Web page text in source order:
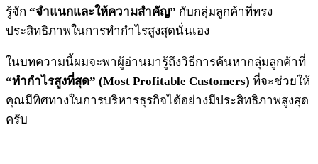
รู้จัก “จำแนกและให้ความสำคัญ” กับกลุ่มลูกค้าที่ทรง
ประสิทธิภาพในการทำกำไรสูงสุดนั่นเอง
ในบทความนี้ผมจะพาผู้อ่านมารู้ถึงวิธีการค้นหากลุ่มลูกค้าที่
“ทำกำไรสูงที่สุด” (Most Profitable Customers) ที่จะช่วยให้
คุณมีทิศทางในการบริหารธุรกิจได้อย่างมีประสิทธิภาพสูงสุด
ครับ